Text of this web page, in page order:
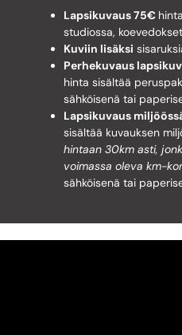
Lapsikuvaus 75€
studiossa,
Kuviin lisäksi
Perhekuvaus
hinta sisältää
sähköisenä tai
Lapsikuvaus
sisältää kuvauksen
hintaan 30km asti,
voimassa oleva km-
sähköisenä tai